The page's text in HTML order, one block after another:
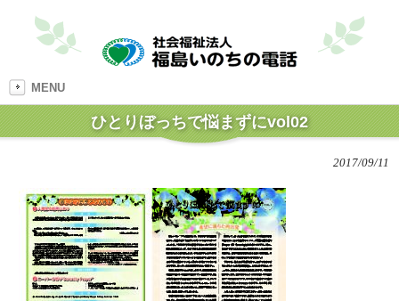
MENU
ひとりぼっちで悩まずにvol02
2017/09/11